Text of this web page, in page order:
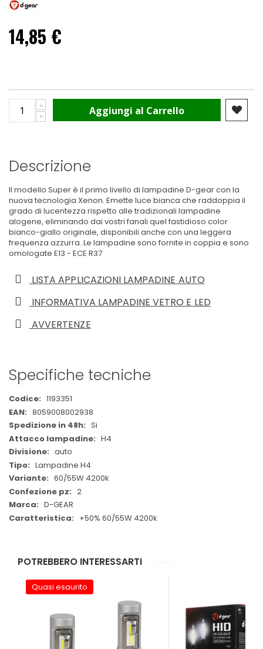
14,85 €
Aggiungi al Carrello
Descrizione
Il modello Super è il primo livello di lampadine D-gear con la
nuova tecnologia Xenon. Emette luce bianca che raddoppia il
grado di lucentezza rispetto alle tradizionali lampadine
alogene, eliminando dai vostri fanali quel fastidioso color
bianco-giallo originale, disponibili anche con una leggera
frequenza azzurra. Le lampadine sono fornite in coppia e sono
omologate E13 - ECE R37
LISTA APPLICAZIONI LAMPADINE AUTO
INFORMATIVA LAMPADINE VETRO E LED
AVVERTENZE
Specifiche tecniche
Maggiori
Informazioni
1193351
8059008002938
Si
H4
auto
Lampadine H4
60/55W 4200k
2
D-GEAR
+50% 60/55W 4200k
POTREBBERO INTERESSARTI
Quasi esaurito